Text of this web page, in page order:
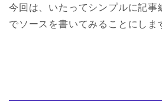
今回は、いたってシンプルに記事
でソースを書いてみることにしま